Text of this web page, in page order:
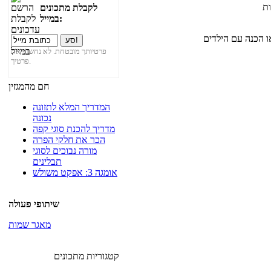
לקבלת מתכונים
במייל:
פרטיותך מובטחת. לא נחשוף את
פרטיך.
חם מהמגזין
המדריך המלא לתזונה
נכונה
מדריך להכנת סוגי קפה
הכר את חלקי הפרה
מורה נבוכים לסוגי
תבלינים
אומגה 3: אפקט משולש
שיתופי פעולה
מאגר שמות
קטגוריות מתכונים